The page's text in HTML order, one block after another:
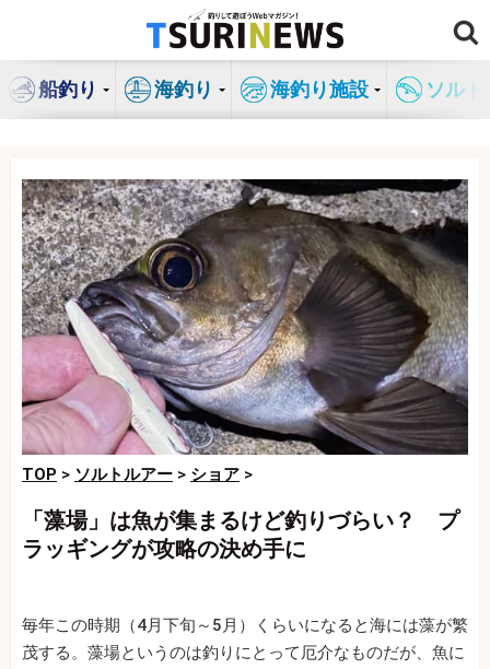
ン
船釣り 海釣り 海釣り施設 ソル
TOP > ソルトルアー > ショア >
「藻場」は魚が集まるけど釣りづらい？ プ
ラッギングが攻略の決め手に
毎年この時期（4月下旬～5月）くらいになると海には藻が繁
茂する。藻場というのは釣りにとって厄介なものだが、魚に